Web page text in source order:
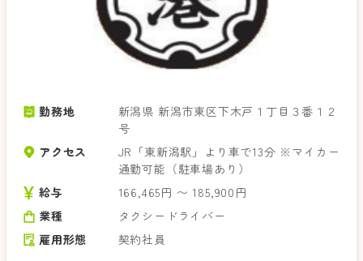
勤務地
新潟県 新潟市東区下木戸１丁目３番１２
号
アクセス
JR「東新潟駅」より車で13分 ※マイカー
通勤可能（駐車場あり）
給与
166,465円 〜 185,900円
業種
タクシードライバー
雇用形態
契約社員